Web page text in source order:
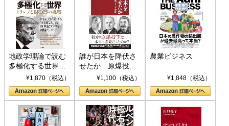
地政学理論で読む
多極化する世界：
トランプとBRICS
の挑戦
¥1,870（税込）
誰が日本を降伏さ
せたか 原爆投
下、ソ連参戦、そ
して聖断 (PHP新
書)
¥1,100（税込）
農業ビジネス
¥1,848（税込）